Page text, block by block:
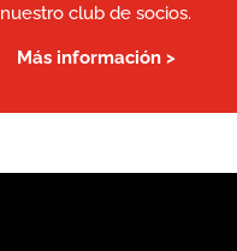
nuestro club de socios.
Más información >